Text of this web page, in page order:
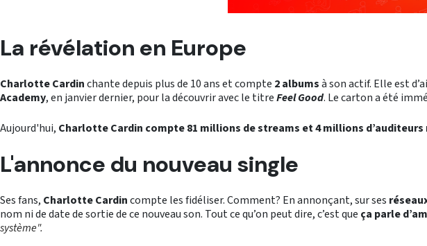
La révélation en Europe
Charlotte Cardinchante depuis plus de 10 ans et compte 2 albumsà son actif. Elle est
Academy, en janvier dernier, pour la découvrir avec le titreFeel Good. Le carton a été
Aujourd'hui, Charlotte Cardin compte 81 millions de streams et 4 millions d’auditeurs
L'annonce du nouveau single
Ses fans, Charlotte Cardincompte les fidéliser. Comment? En annonçant, sur ses
nom ni de date de sortie de ce nouveau son. Tout ce qu’on peut dire, c’est que ça parle
système".